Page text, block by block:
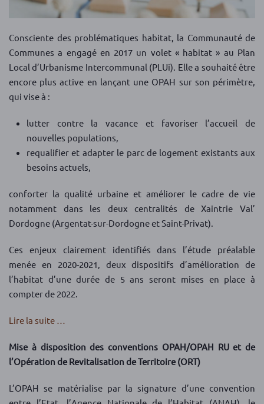
Consciente des problématiques habitat, la Communauté de
Communes a engagé en 2017 un volet « habitat » au Plan
Local d’Urbanisme Intercommunal (PLUi). Elle a souhaité être
encore plus active en lançant une OPAH sur son périmètre,
qui vise à :
lutter contre la vacance et favoriser l’accueil de
nouvelles populations,
requalifier et adapter le parc de logement existants aux
besoins actuels,
conforter la qualité urbaine et améliorer le cadre de vie
notamment dans les deux centralités de Xaintrie Val’
Dordogne (Argentat-sur-Dordogne et Saint-Privat).
Ces enjeux clairement identifiés dans l’étude préalable
menée en 2020-2021, deux dispositifs d’amélioration de
l’habitat d’une durée de 5 ans seront mises en place à
compter de 2022.
Lire la suite …
Mise à disposition des conventions OPAH/OPAH RU et de
l’Opération de Revitalisation de Territoire (ORT)
L’OPAH se matérialise par la signature d’une convention